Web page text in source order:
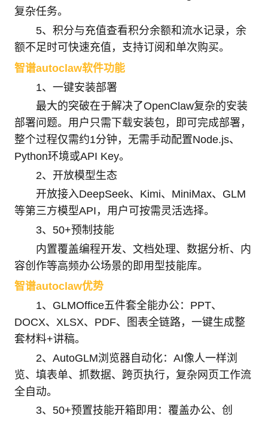
复杂任务。
5、积分与充值查看积分余额和流水记录，余
额不足时可快速充值，支持订阅和单次购买。
智谱autoclaw软件功能
1、一键安装部署
最大的突破在于解决了OpenClaw复杂的安装
部署问题。用户只需下载安装包，即可完成部署，
整个过程仅需约1分钟，无需手动配置Node.js、
Python环境或API Key。
2、开放模型生态
开放接入DeepSeek、Kimi、MiniMax、GLM
等第三方模型API，用户可按需灵活选择。
3、50+预制技能
内置覆盖编程开发、文档处理、数据分析、内
容创作等高频办公场景的即用型技能库。
智谱autoclaw优势
1、GLMOffice五件套全能办公：PPT、
DOCX、XLSX、PDF、图表全链路，一键生成整
套材料+讲稿。
2、AutoGLM浏览器自动化：AI像人一样浏
览、填表单、抓数据、跨页执行，复杂网页工作流
全自动。
3、50+预置技能开箱即用：覆盖办公、创